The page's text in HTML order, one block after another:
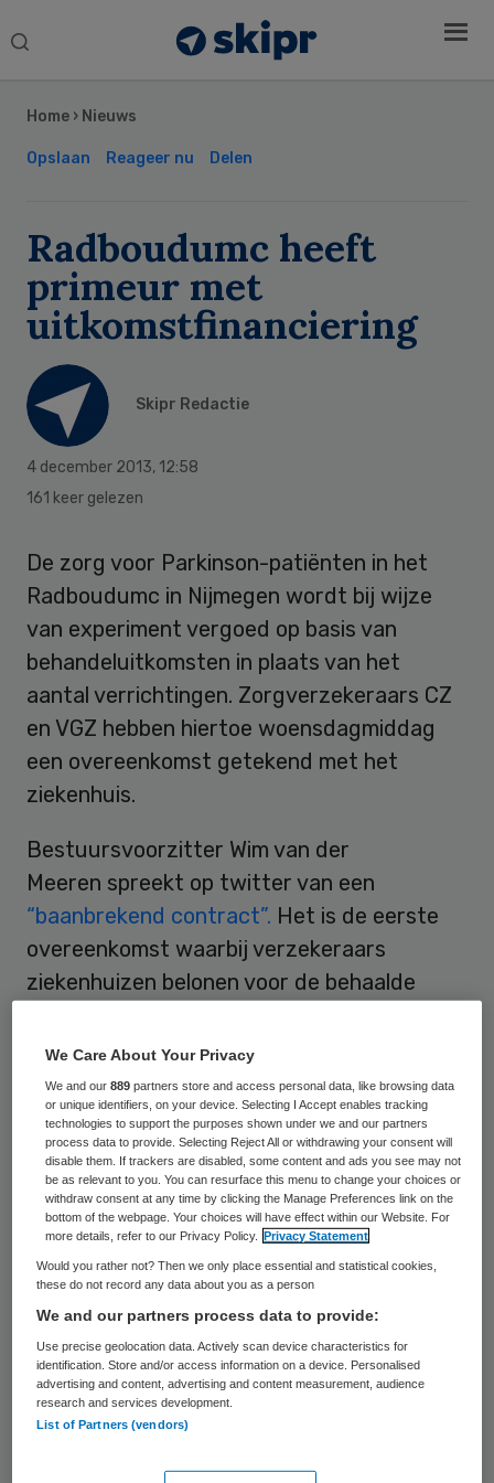
Search
Home › Nieuws
Opslaan Reageer nu Delen
Radboudumc heeft
primeur met
uitkomstfinanciering
Skipr Redactie
4 december 2013, 12:58
161 keer gelezen
De zorg voor Parkinson-patiënten in het
Radboudumc in Nijmegen wordt bij wijze
van experiment vergoed op basis van
behandeluitkomsten in plaats van het
aantal verrichtingen. Zorgverzekeraars CZ
en VGZ hebben hiertoe woensdagmiddag
een overeenkomst getekend met het
ziekenhuis.
Bestuursvoorzitter Wim van der
Meeren spreekt op twitter van een
“baanbrekend contract”. Het is de eerste
overeenkomst waarbij verzekeraars
ziekenhuizen belonen voor de behaalde
verrichte behandelingen. “Geen bekostiging
op verrichting, maar op resultaat: Q van
leven!”, aldus Van der Meeren. De CZ-
topman doelt hiermee op het feit dat de Q
uit de vaste inkoopformule Price x Quantity
is veranderd in de Q van quality.
Het Radboudumc noemt de deal “een
radicale wijziging in de financiering van
zorg, die moet leiden tot een
kwaliteitsimpuls van de zorg voor Parkinson
patiënten”.
Sidebar
We Care About Your Privacy
We and our889 partners store and access personal data, like browsing data
or unique identifiers, on your device. Selecting I Accept enables tracking
technologies to support the purposes shown under we and our partners
process data to provide. Selecting Reject All or withdrawing your consent will
disable them. If trackers are disabled, some content and ads you see may not
be as relevant to you. You can resurface this menu to change your choices or
withdraw consent at any time by clicking the Manage Preferences link on the
bottom of the webpage. Your choices will have effect within our Website. For
more details, refer to our Privacy Policy.
Privacy Statement
Would you rather not? Then we only place essential and statistical cookies,
these do not record any data about you as a person
We and our partners process data to provide:
Use precise geolocation data. Actively scan device characteristics for
identification. Store and/or access information on a device. Personalised
advertising and content, advertising and content measurement, audience
research and services development.
List of Partners (vendors)